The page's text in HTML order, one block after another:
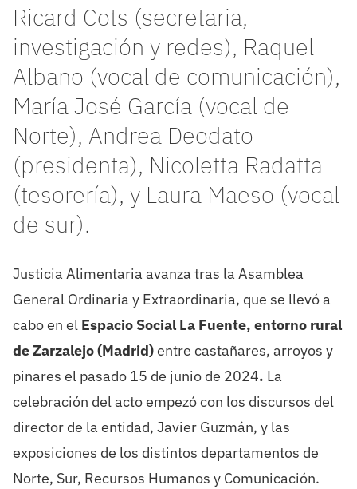
Ricard Cots (secretaria,
investigación y redes), Raquel
Albano (vocal de comunicación),
María José García (vocal de
Norte), Andrea Deodato
(presidenta), Nicoletta Radatta
(tesorería), y Laura Maeso (vocal
de sur).
Justicia Alimentaria avanza tras la Asamblea
General Ordinaria y Extraordinaria, que se llevó a
cabo en el Espacio Social La Fuente, entorno rural
de Zarzalejo (Madrid)entre castañares, arroyos y
pinares el pasado 15 de junio de 2024. La
celebración del acto empezó con los discursos del
director de la entidad, Javier Guzmán, y las
exposiciones de los distintos departamentos de
Norte, Sur, Recursos Humanos y Comunicación.